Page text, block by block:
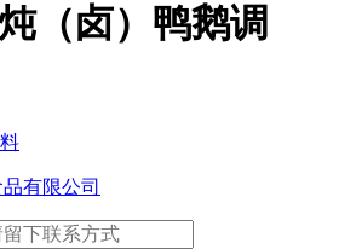
（卤）鸭鹅调
有限公司